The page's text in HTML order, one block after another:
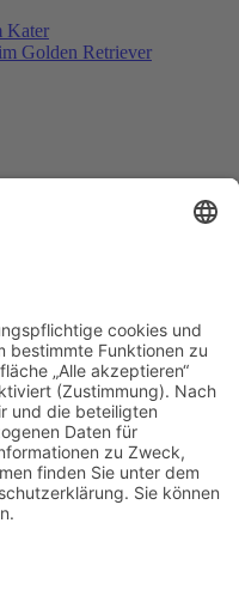
Kater
Golden Retriever
e.V.
geschützt! Zur Anzeige
geschützt! Zur Anzeige